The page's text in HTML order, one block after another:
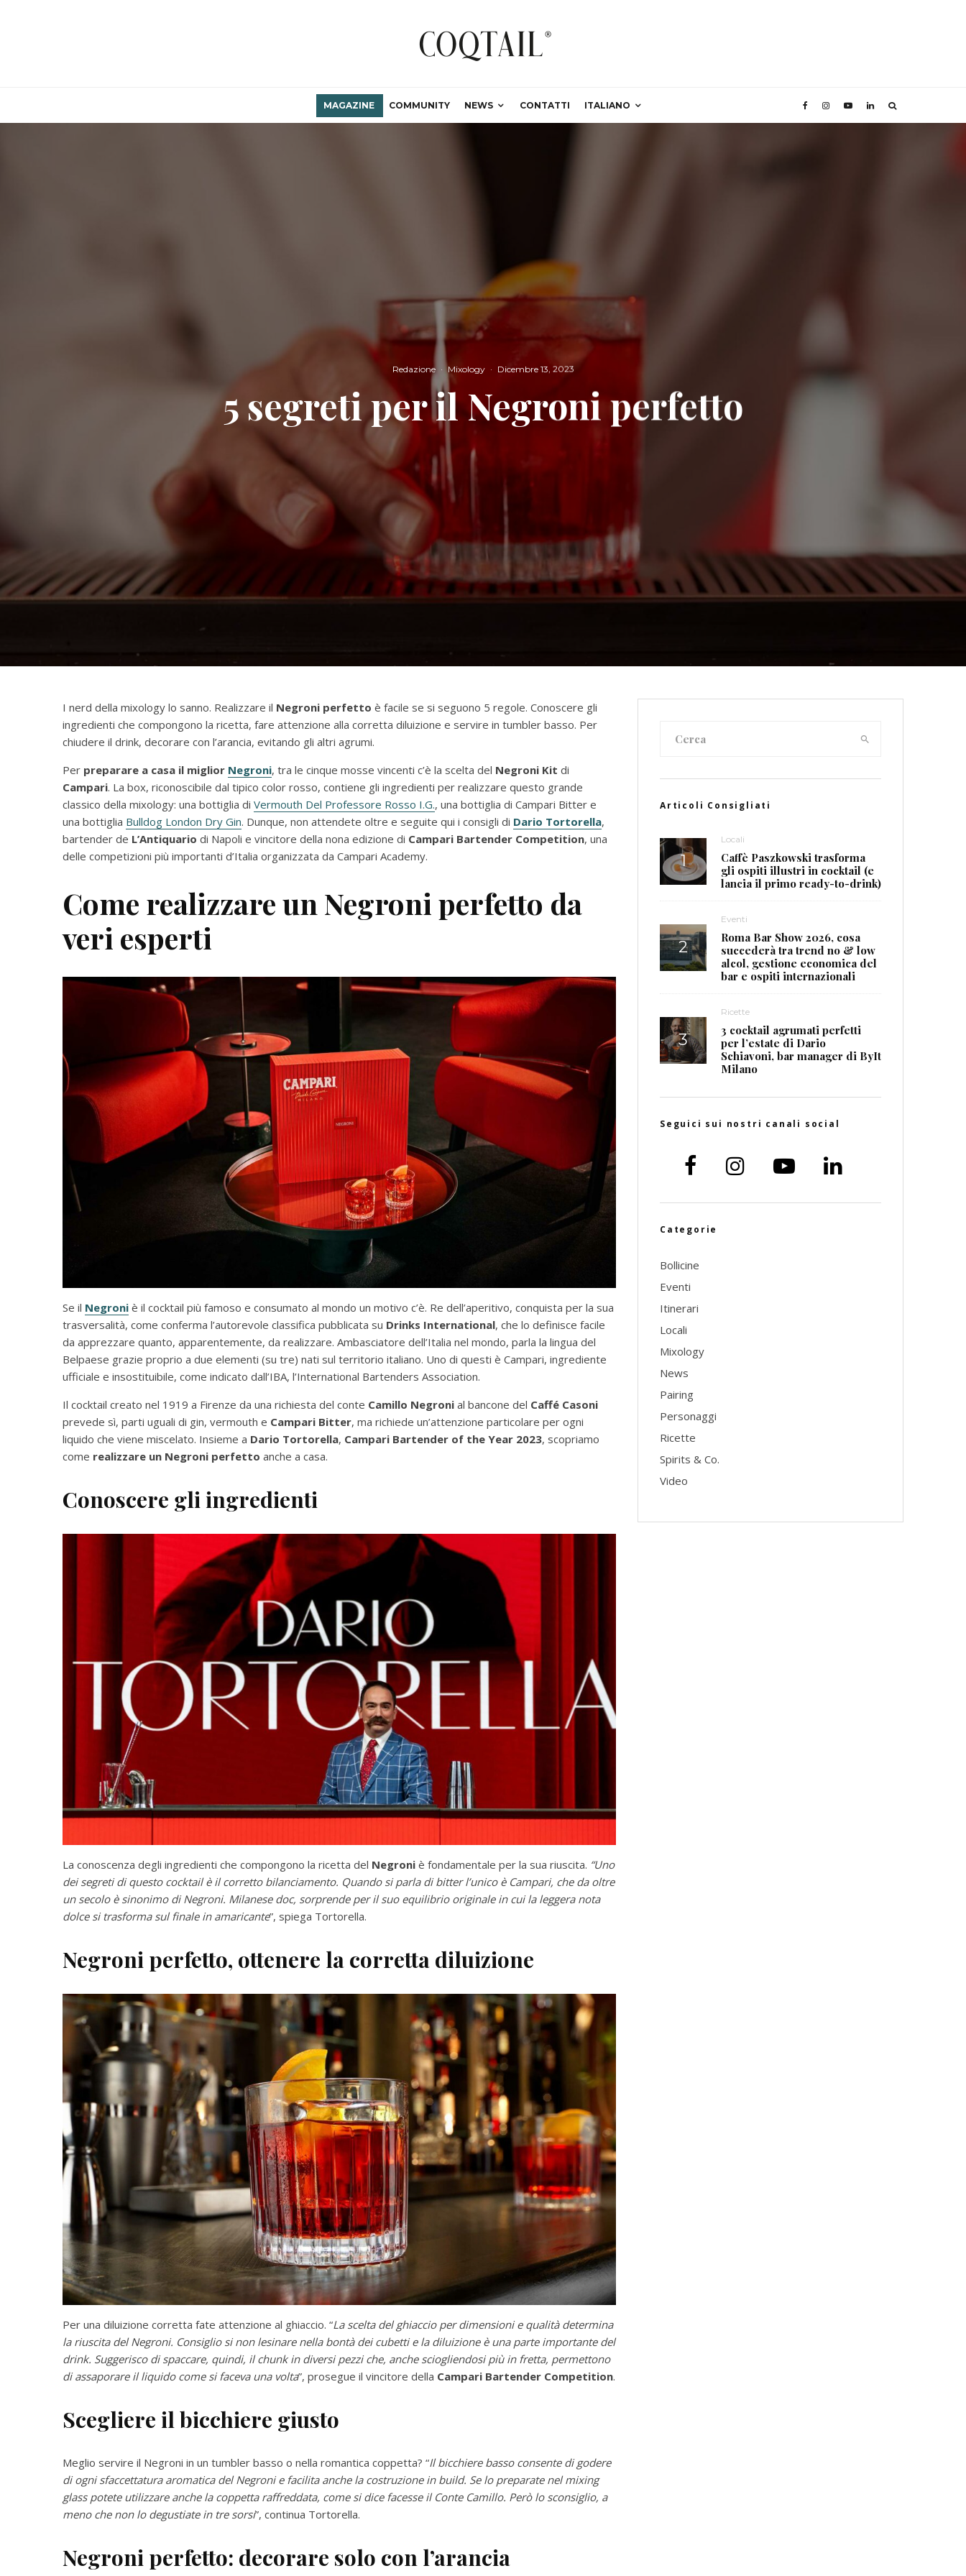
MAGAZINE COMMUNITY NEWS CONTATTI ITALIANO
Redazione · Mixology · Dicembre 13, 2023
5 segreti per il Negroni perfetto
I nerd della mixology lo sanno. Realizzare il Negroni perfetto è facile se si seguono 5 regole. Conoscere gli
ingredienti che compongono la ricetta, fare attenzione alla corretta diluizione e servire in tumbler basso. Per
chiudere il drink, decorare con l’arancia, evitando gli altri agrumi.
Per preparare a casa il miglior Negroni, tra le cinque mosse vincenti c’è la scelta del Negroni Kit di
Campari. La box, riconoscibile dal tipico color rosso, contiene gli ingredienti per realizzare questo grande
classico della mixology: una bottiglia di Vermouth Del Professore Rosso I.G., una bottiglia di Campari Bitter e
una bottiglia Bulldog London Dry Gin. Dunque, non attendete oltre e seguite qui i consigli di Dario Tortorella,
bartender de L’Antiquario di Napoli e vincitore della nona edizione di Campari Bartender Competition, una
delle competizioni più importanti d’Italia organizzata da Campari Academy.
Come realizzare un Negroni perfetto da
veri esperti
Se il Negroni è il cocktail più famoso e consumato al mondo un motivo c’è. Re dell’aperitivo, conquista per la sua
trasversalità, come conferma l’autorevole classifica pubblicata su Drinks International, che lo definisce facile
da apprezzare quanto, apparentemente, da realizzare. Ambasciatore dell’Italia nel mondo, parla la lingua del
Belpaese grazie proprio a due elementi (su tre) nati sul territorio italiano. Uno di questi è Campari, ingrediente
ufficiale e insostituibile, come indicato dall’IBA, l’International Bartenders Association.
Il cocktail creato nel 1919 a Firenze da una richiesta del conte Camillo Negroni al bancone del Caffé Casoni
prevede sì, parti uguali di gin, vermouth e Campari Bitter, ma richiede un’attenzione particolare per ogni
liquido che viene miscelato. Insieme a Dario Tortorella, Campari Bartender of the Year 2023, scopriamo
come realizzare un Negroni perfetto anche a casa.
Conoscere gli ingredienti
La conoscenza degli ingredienti che compongono la ricetta del Negroni è fondamentale per la sua riuscita. “Uno
dei segreti di questo cocktail è il corretto bilanciamento. Quando si parla di bitter l’unico è Campari, che da oltre
un secolo è sinonimo di Negroni. Milanese doc, sorprende per il suo equilibrio originale in cui la leggera nota
dolce si trasforma sul finale in amaricante”, spiega Tortorella.
Negroni perfetto, ottenere la corretta diluizione
Per una diluizione corretta fate attenzione al ghiaccio. “La scelta del ghiaccio per dimensioni e qualità determina
la riuscita del Negroni. Consiglio si non lesinare nella bontà dei cubetti e la diluizione è una parte importante del
drink. Suggerisco di spaccare, quindi, il chunk in diversi pezzi che, anche sciogliendosi più in fretta, permettono
di assaporare il liquido come si faceva una volta”, prosegue il vincitore della Campari Bartender Competition.
Scegliere il bicchiere giusto
Meglio servire il Negroni in un tumbler basso o nella romantica coppetta? “Il bicchiere basso consente di godere
di ogni sfaccettatura aromatica del Negroni e facilita anche la costruzione in build. Se lo preparate nel mixing
glass potete utilizzare anche la coppetta raffreddata, come si dice facesse il Conte Camillo. Però lo sconsiglio, a
meno che non lo degustiate in tre sorsi”, continua Tortorella.
Negroni perfetto: decorare solo con l’arancia
Articoli Consigliati
Locali
Caffè Paszkowski trasforma
gli ospiti illustri in cocktail (e
lancia il primo ready-to-drink)
Eventi
Roma Bar Show 2026, cosa
succederà tra trend no & low
alcol, gestione economica del
bar e ospiti internazionali
Ricette
3 cocktail agrumati perfetti
per l’estate di Dario
Schiavoni, bar manager di ByIt
Milano
Seguici sui nostri canali social
Categorie
Bollicine
Eventi
Itinerari
Locali
Mixology
News
Pairing
Personaggi
Ricette
Spirits & Co.
Video